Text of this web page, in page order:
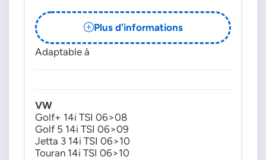
Plus d'informations
Adaptable à
VW
Golf+ 14i TSI 06>08
Golf 5 14i TSI 06>09
Jetta 3 14i TSI 06>10
Touran 14i TSI 06>10